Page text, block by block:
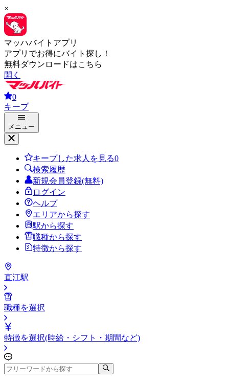
×
マッハバイトアプリ
アプリでお得にバイト探し！
無料ダウンロードはこちら
開く
0
キープ
メニュー
キープした求人を見る0
検索履歴
新規会員登録(無料)
ログイン
ヘルプ
エリアから探す
駅から探す
職種から探す
特徴から探す
直江駅
職種を選択
特徴を選択(時給・シフト・期間など)